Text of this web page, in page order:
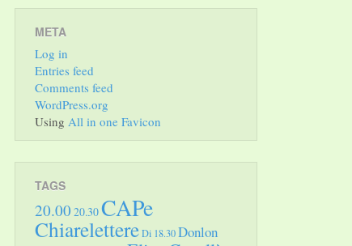
META
Log in
Entries feed
Comments feed
WordPress.org
Using All in one Favicon
TAGS
20.00 20.30CAPe
ChiarelettereDi 18.30Donlon